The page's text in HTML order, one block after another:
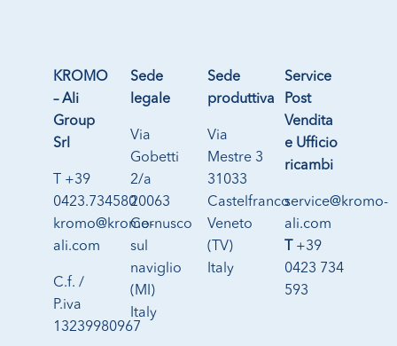
KROMO
– Ali
Group
Srl
T +39
0423.734580
kromo@kromo-
ali.com
C.f. /
P.iva
13239980967
Sede
legale
Via
Gobetti
2/a
20063
Cernusco
sul
naviglio
(MI)
Italy
Sede
produttiva
Via
Mestre 3
31033
Castelfranco
Veneto
(TV)
Italy
Service
Post
Vendita
e Ufficio
ricambi
service@kromo-
ali.com
T +39
0423 734
593